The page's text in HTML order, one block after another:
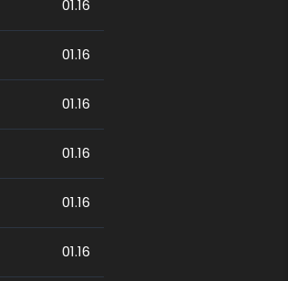
01.16
01.16
01.16
01.16
01.16
01.16